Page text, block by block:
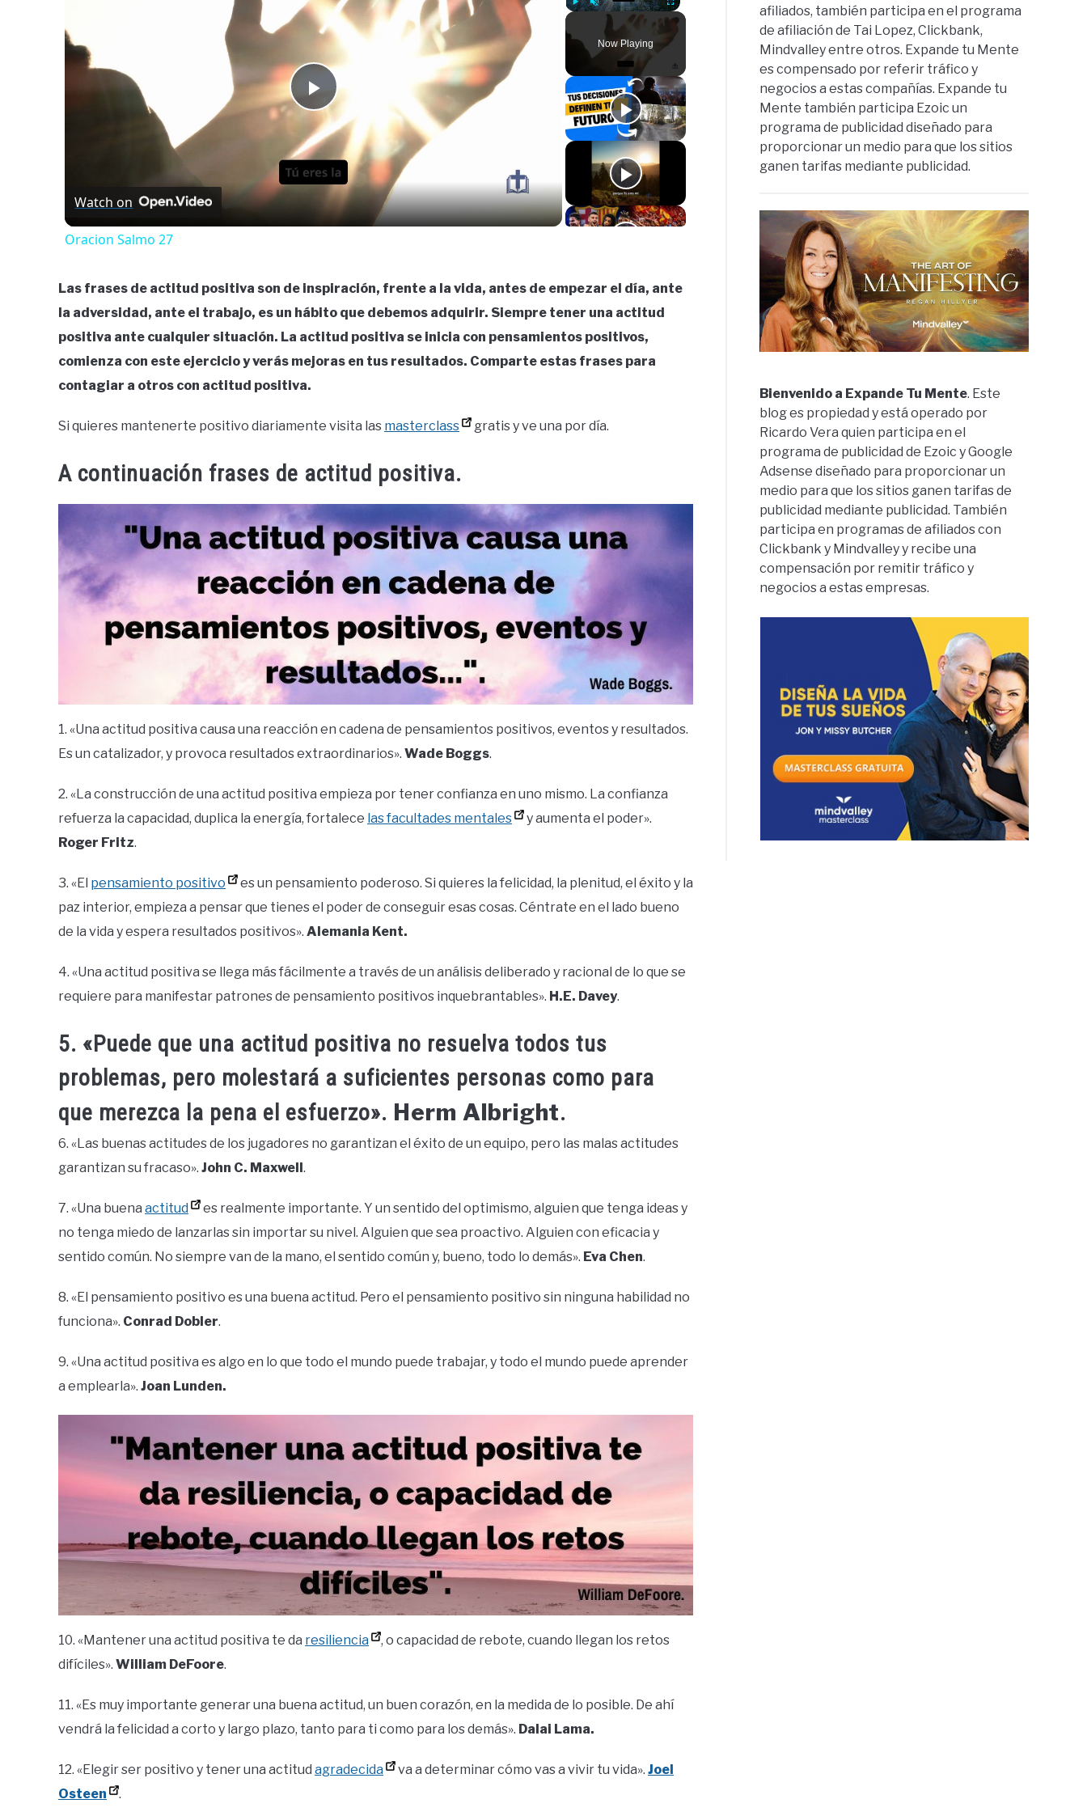
Unmute Fullscreen
Now Playing
Play
Video
Watch on
Oracion Salmo 27
Las frases de actitud positiva son de inspiración, frente a la vida, antes de empezar el día, ante
la adversidad, ante el trabajo, es un hábito que debemos adquirir. Siempre tener una actitud
positiva ante cualquier situación. La actitud positiva se inicia con pensamientos positivos,
comienza con este ejercicio y verás mejoras en tus resultados. Comparte estas frases para
contagiar a otros con actitud positiva.
Si quieres mantenerte positivo diariamente visita las masterclass gratis y ve una por día.
A continuación frases de actitud positiva.
1. «Una actitud positiva causa una reacción en cadena de pensamientos positivos, eventos y resultados.
Es un catalizador, y provoca resultados extraordinarios». Wade Boggs.
2. «La construcción de una actitud positiva empieza por tener confianza en uno mismo. La confianza
refuerza la capacidad, duplica la energía, fortalece las facultades mentales
y aumenta el poder».
Roger Fritz.
3. «El pensamiento positivo
es un pensamiento poderoso. Si quieres la felicidad, la plenitud, el éxito y la
paz interior, empieza a pensar que tienes el poder de conseguir esas cosas. Céntrate en el lado bueno
de la vida y espera resultados positivos». Alemania Kent.
4. «Una actitud positiva se llega más fácilmente a través de un análisis deliberado y racional de lo que se
requiere para manifestar patrones de pensamiento positivos inquebrantables». H.E. Davey.
5. «Puede que una actitud positiva no resuelva todos tus
problemas, pero molestará a suficientes personas como para
que merezca la pena el esfuerzo». Herm Albright.
6. «Las buenas actitudes de los jugadores no garantizan el éxito de un equipo, pero las malas actitudes
garantizan su fracaso». John C. Maxwell.
7. «Una buena actitud
es realmente importante. Y un sentido del optimismo, alguien que tenga ideas y
no tenga miedo de lanzarlas sin importar su nivel. Alguien que sea proactivo. Alguien con eficacia y
sentido común. No siempre van de la mano, el sentido común y, bueno, todo lo demás». Eva Chen.
8. «El pensamiento positivo es una buena actitud. Pero el pensamiento positivo sin ninguna habilidad no
funciona». Conrad Dobler.
9. «Una actitud positiva es algo en lo que todo el mundo puede trabajar, y todo el mundo puede aprender
a emplearla». Joan Lunden.
10. «Mantener una actitud positiva te da resiliencia
, o capacidad de rebote, cuando llegan los retos
difíciles». William DeFoore.
11. «Es muy importante generar una buena actitud, un buen corazón, en la medida de lo posible. De ahí
vendrá la felicidad a corto y largo plazo, tanto para ti como para los demás». Dalai Lama.
12. «Elegir ser positivo y tener una actitud agradecida va a determinar cómo vas a vivir tu vida». Joel
Osteen
.
afiliados, también participa en el programa
de afiliación de Tai Lopez, Clickbank,
Mindvalley entre otros. Expande tu Mente
es compensado por referir tráfico y
negocios a estas compañías. Expande tu
Mente también participa Ezoic un
programa de publicidad diseñado para
proporcionar un medio para que los sitios
ganen tarifas mediante publicidad.
Bienvenido a Expande Tu Mente. Este
blog es propiedad y está operado por
Ricardo Vera quien participa en el
programa de publicidad de Ezoic y Google
Adsense diseñado para proporcionar un
medio para que los sitios ganen tarifas de
publicidad mediante publicidad. También
participa en programas de afiliados con
Clickbank y Mindvalley y recibe una
compensación por remitir tráfico y
negocios a estas empresas.